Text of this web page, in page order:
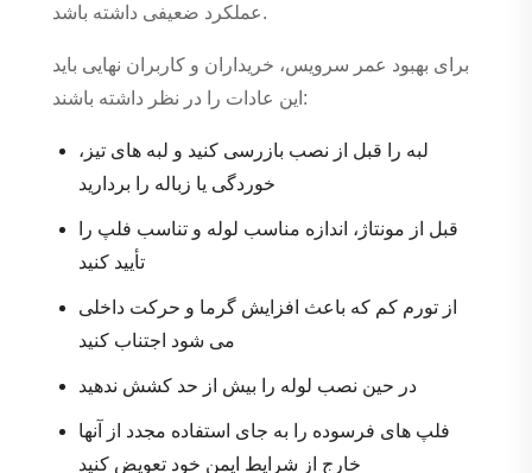
عملکرد ضعیفی داشته باشد.
برای بهبود عمر سرویس، خریداران و کاربران نهایی باید
این عادات را در نظر داشته باشند:
لبه را قبل از نصب بازرسی کنید و لبه های تیز،
خوردگی یا زباله را بردارید
قبل از مونتاژ، اندازه مناسب لوله و تناسب فلپ را
تأیید کنید
از تورم کم که باعث افزایش گرما و حرکت داخلی
می شود اجتناب کنید
در حین نصب لوله را بیش از حد کشش ندهید
فلپ های فرسوده را به جای استفاده مجدد از آنها
خارج از شرایط ایمن خود تعویض کنید